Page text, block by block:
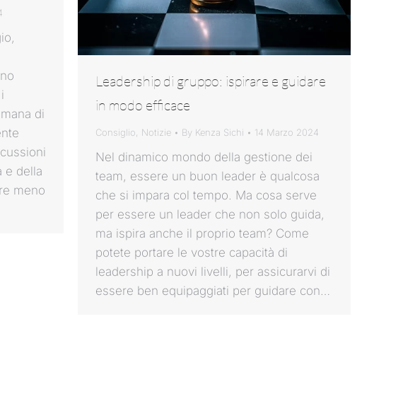
di
e della
meno
Leadership di gruppo: ispirare e guidare
in modo efficace
Consiglio, Notizie By Kenza Sichi 14 Marzo 2024
Nel dinamico mondo della gestione dei
team, essere un buon leader è qualcosa
che si impara col tempo. Ma cosa serve
per essere un leader che non solo guida,
ma ispira anche il proprio team? Come
potete portare le vostre capacità di
leadership a nuovi livelli, per assicurarvi di
essere ben equipaggiati per guidare con…